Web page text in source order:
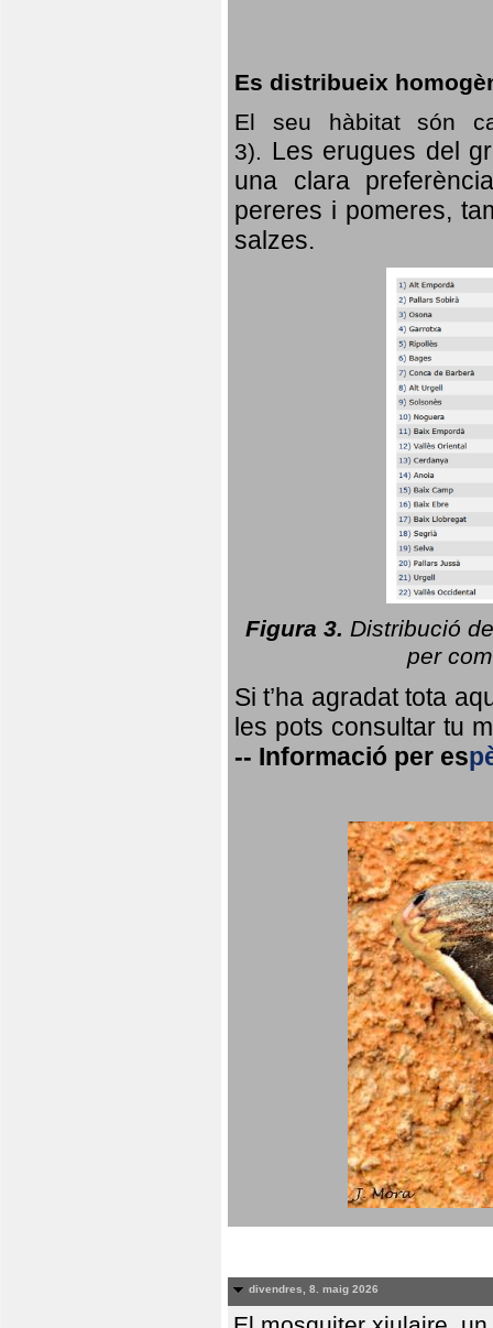
Es distribueix
El seu hàbitat són
3). Les erugues del
una clara
pereres i pomeres,
salzes.
Figura 3. Distribució
per
Si t’ha agradat tota
les pots consultar tu
-- Informació per es
divendres, 8. maig 2026